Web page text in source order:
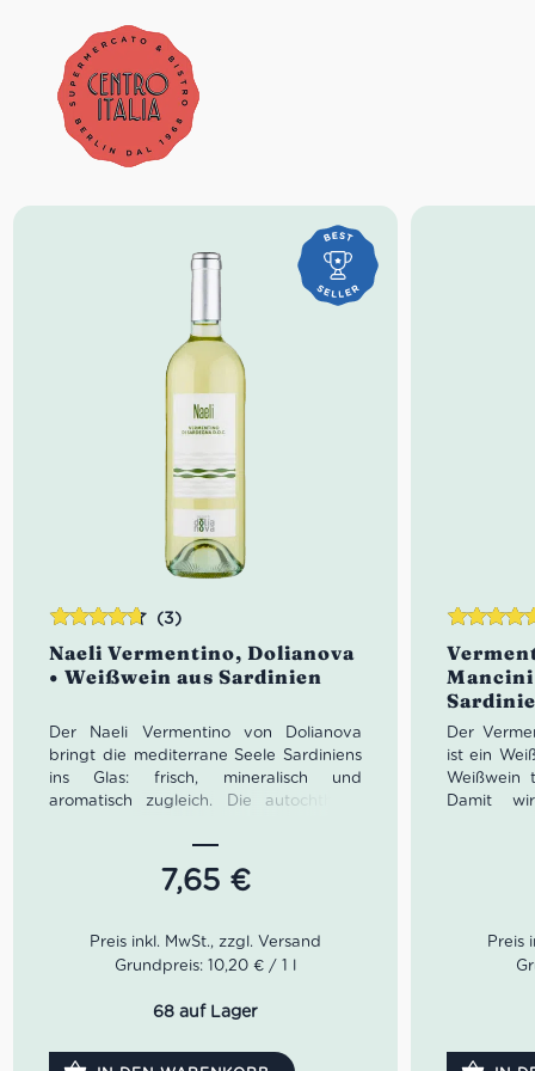
Naeli Vermentino, Dolianova
• Weißwein aus Sardinien
(3)
Der Naeli Vermentino von Dolianova
bringt die mediterrane Seele Sardiniens
ins Glas: frisch, mineralisch und
aromatisch zugleich. Die autochthone
elegante Noten von Honigmelone,
Zitrusfrüchten, Ananas und
mediterranen Kräutern. Ein sardischer
feiner Struktur – ideal als Aperitif sowie
zu Fisch, Meeresfrüchten, Antipasti und
Reflexen
7,65 €
Bewertet
mit4.67
von 5
Grundpreis: 10,20 € / 1 l
68 auf Lager
Mancini
Der
ist ein
Weißwein
Damit
Gallura
Kombi:
Bewertet
mit4.67
von 5